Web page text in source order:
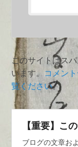
このサイトはス
います。 コメン
覧ください。
【重要】こ
ブログの文章お